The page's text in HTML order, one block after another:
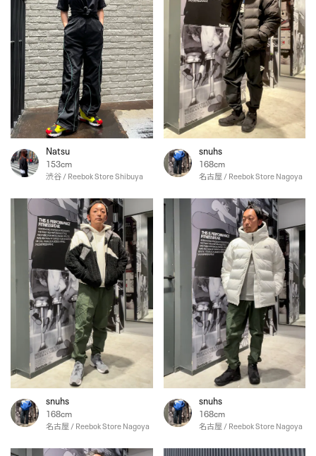
Natsu
153cm
渋谷 / Reebok Store Shibuya
snuhs
168cm
名古屋 / Reebok Store Nagoya
snuhs
168cm
名古屋 / Reebok Store Nagoya
snuhs
168cm
名古屋 / Reebok Store Nagoya